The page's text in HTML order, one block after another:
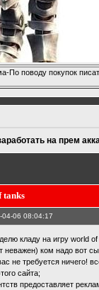
По поводу покупок
на прем
tanks
04-06 08:04:17
кладу на игру world
неважен) ком надо вот
не требуется ничего!
сайта;
предоставляет